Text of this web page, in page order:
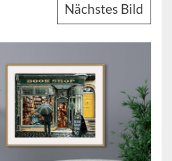
Nächstes Bild